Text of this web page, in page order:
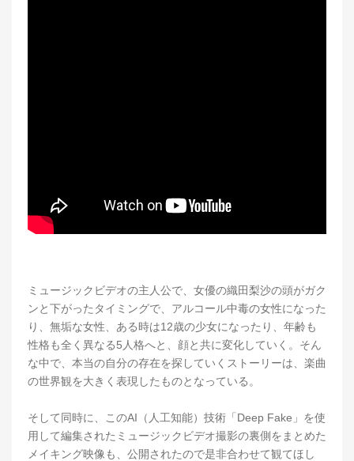
ミュージックビデオの主人公で、女優の織田梨沙の頭がガク
ンと下がったタイミングで、アルコール中毒の女性になった
り、無垢な女性、ある時は12歳の少女になったり、年齢も
性格も全く異なる5人格へと、顔と共に変化していく。そん
な中で、本当の自分の存在を探していくストーリーは、楽曲
の世界観を大きく表現したものとなっている。
そして同時に、このAI（人工知能）技術「Deep Fake」を使
用して編集されたミュージックビデオ撮影の裏側をまとめた
メイキング映像も、公開されたので是非合わせて観てほし